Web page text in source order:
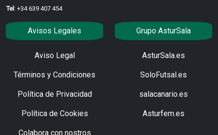
Tel : +34 639 407 454
Avisos Legales
Aviso Legal
Términos y Condiciones
Política de Privacidad
Política de Cookies
Colabora con nostros
Grupo AsturSala
AsturSala.es
SoloFutsal.es
salacanario.es
Asturfem.es